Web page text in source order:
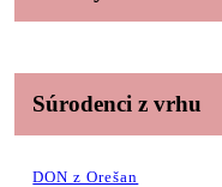
Súrodenci z vrhu
DON z Orešan